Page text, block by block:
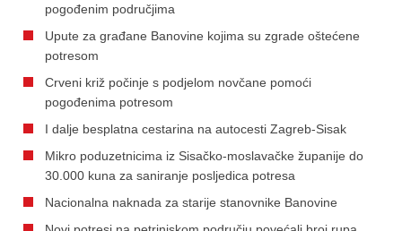
pogođenim područjima
Upute za građane Banovine kojima su zgrade oštećene
potresom
Crveni križ počinje s podjelom novčane pomoći
pogođenima potresom
I dalje besplatna cestarina na autocesti Zagreb-Sisak
Mikro poduzetnicima iz Sisačko-moslavačke županije do
30.000 kuna za saniranje posljedica potresa
Nacionalna naknada za starije stanovnike Banovine